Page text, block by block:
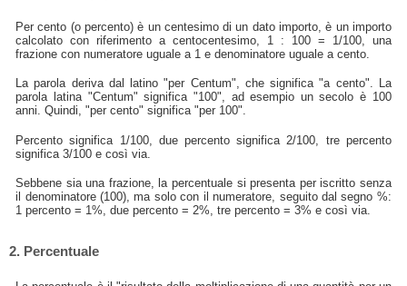
Per cento (o percento) è un centesimo di un dato importo, è un importo
calcolato con riferimento a centocentesimo, 1 : 100 = 1/100, una
frazione con numeratore uguale a 1 e denominatore uguale a cento.
La parola deriva dal latino "per Centum", che significa "a cento". La
parola latina "Centum" significa "100", ad esempio un secolo è 100
anni. Quindi, "per cento" significa "per 100".
Percento significa 1/100, due percento significa 2/100, tre percento
significa 3/100 e così via.
Sebbene sia una frazione, la percentuale si presenta per iscritto senza
il denominatore (100), ma solo con il numeratore, seguito dal segno %:
1 percento = 1%, due percento = 2%, tre percento = 3% e così via.
2. Percentuale